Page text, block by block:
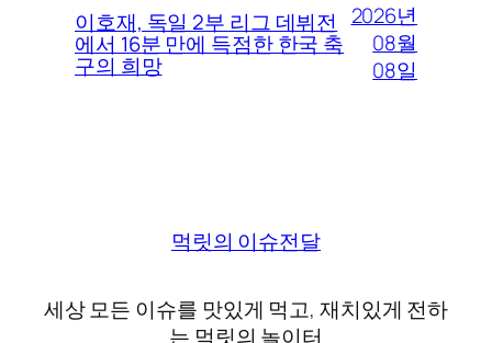
이호재, 독일 2부 리그 데뷔전
에서 16분 만에 득점한 한국 축
구의 희망
2026년
08월
08일
먹릿의 이슈전달
세상 모든 이슈를 맛있게 먹고, 재치있게 전하
는 먹릿의 놀이터